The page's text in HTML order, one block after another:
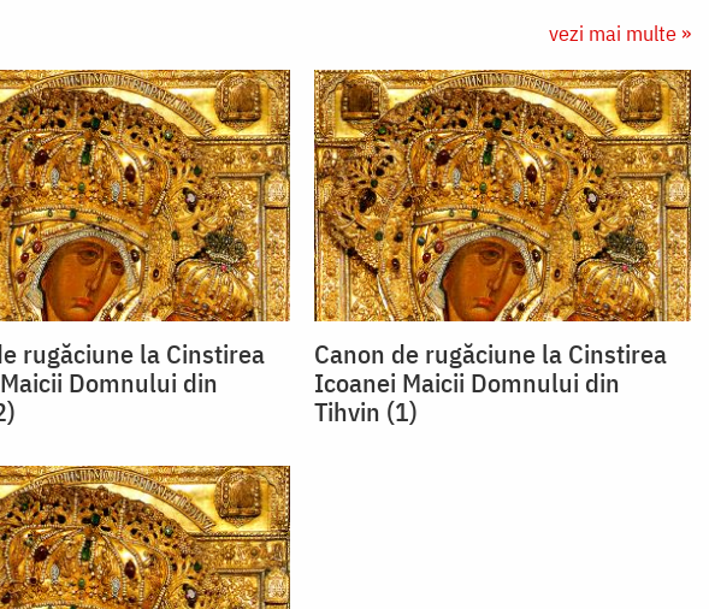
vezi mai multe »
rugăciune la Cinstirea
Domnului din
Canon de rugăciune la Cinstirea
Icoanei Maicii Domnului din
Tihvin (1)